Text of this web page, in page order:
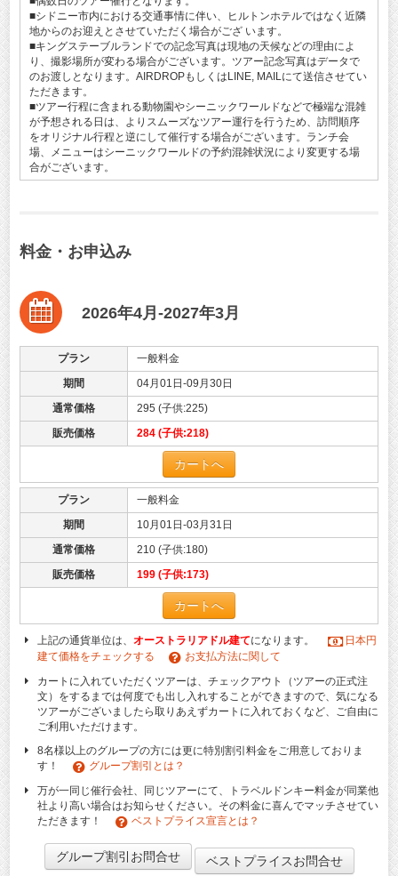
■シドニー市内における交通事情に伴い、ヒルトンホテルではなく近隣
地からのお迎えとさせていただく場合がござ います。
■キングステーブルランドでの記念写真は現地の天候などの理由によ
り、撮影場所が変わる場合がございます。ツアー記念写真はデータで
のお渡しとなります。AIRDROPもしくはLINE, MAILにて送信させてい
ただきます。
■ツアー行程に含まれる動物園やシーニックワールドなどで極端な混雑
が予想される日は、よりスムーズなツアー運行を行うため、訪問順序
をオリジナル行程と逆にして催行する場合がございます。ランチ会
場、メニューはシーニックワールドの予約混雑状況により変更する場
合がございます。
料金・お申込み
2026年4月-2027年3月
プラン
一般料金
期間
04月01日-09月30日
通常価格
295 (子供:225)
販売価格
284 (子供:218)
カートへ
プラン
一般料金
期間
10月01日-03月31日
通常価格
210 (子供:180)
販売価格
199 (子供:173)
カートへ
上記の通貨単位は、 オーストラリアドル建てになります。
日本円
建て価格をチェックする
お支払方法に関して
カートに入れていただくツアーは、チェックアウト（ツアーの正式注
文）をするまでは何度でも出し入れすることができますので、気になる
ツアーがございましたら取りあえずカートに入れておくなど、ご自由に
ご利用いただけます。
8名様以上のグループの方には更に特別割引料金をご用意しておりま
す！
グループ割引とは？
万が一同じ催行会社、同じツアーにて、トラベルドンキー料金が同業他
社より高い場合はお知らせください。その料金に喜んでマッチさせてい
ただきます！
ベストプライス宣言とは？
グループ割引お問合せ ベストプライスお問合せ